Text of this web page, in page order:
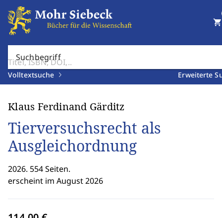
Suchbegriff
Volltextsuche Erweiterte
shopping_cart
Klaus Ferdinand Gärditz
Tierversuchsrecht als
Ausgleichordnung
2026. 554 Seiten.
erscheint im August 2026